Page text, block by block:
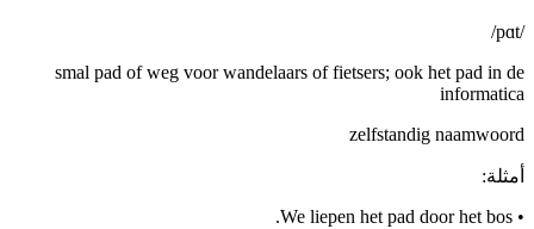
/pɑt/
smal pad of weg voor wandelaars of fietsers; ook het pad in de
informatica
zelfstandig naamwoord
أمثلة:
•
We liepen het pad door het bos.